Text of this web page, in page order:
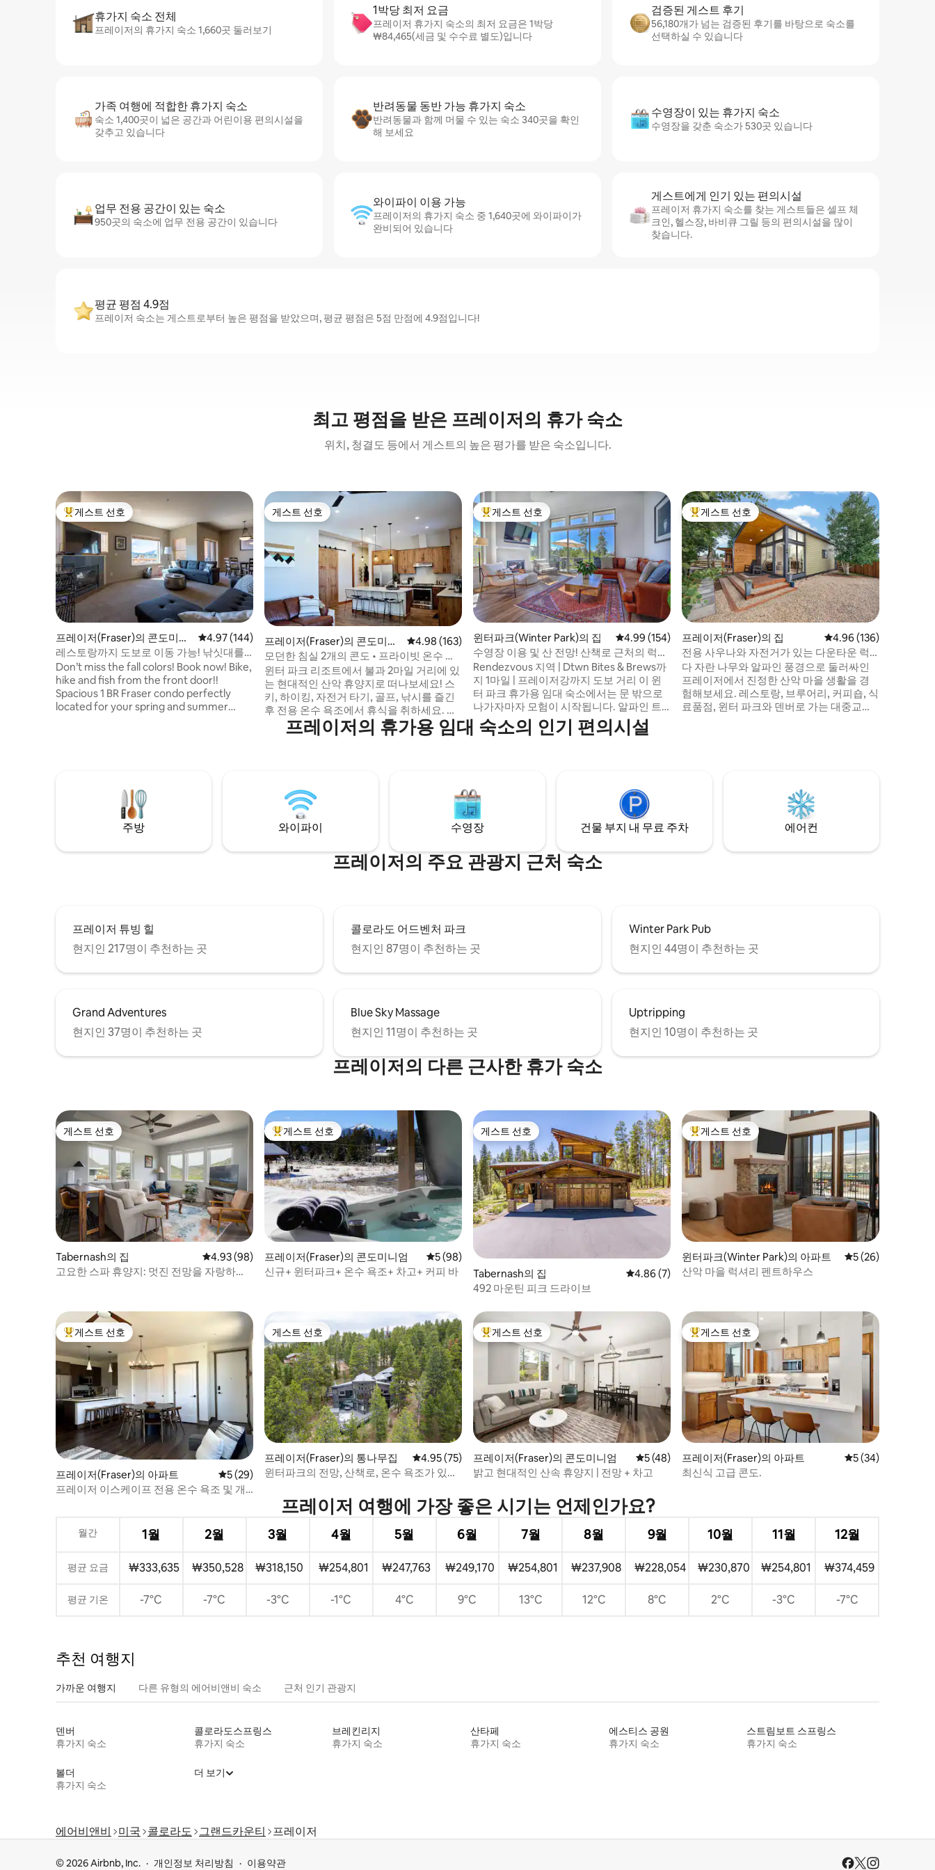
휴가지 숙소 전체
프레이저의 휴가지 숙소 1,660곳 둘러보기
1박당 최저 요금
프레이저 휴가지 숙소의 최저 요금은 1박당
₩84,465(세금 및 수수료 별도)입니다
검증된 게스트 후기
56,180개가 넘는 검증된 후기를 바탕으로 숙소를
선택하실 수 있습니다
가족 여행에 적합한 휴가지 숙소
숙소 1,400곳이 넓은 공간과 어린이용 편의시설을
갖추고 있습니다
반려동물 동반 가능 휴가지 숙소
반려동물과 함께 머물 수 있는 숙소 340곳을 확인
해 보세요
수영장이 있는 휴가지 숙소
수영장을 갖춘 숙소가 530곳 있습니다
업무 전용 공간이 있는 숙소
950곳의 숙소에 업무 전용 공간이 있습니다
와이파이 이용 가능
프레이저의 휴가지 숙소 중 1,640곳에 와이파이가
완비되어 있습니다
게스트에게 인기 있는 편의시설
프레이저 휴가지 숙소를 찾는 게스트들은 셀프 체
크인, 헬스장, 바비큐 그릴 등의 편의시설을 많이
찾습니다.
평균 평점 4.9점
프레이저 숙소는 게스트로부터 높은 평점을 받았으며, 평균 평점은 5점 만점에 4.9점입니다!
최고 평점을 받은 프레이저의 휴가 숙소
위치, 청결도 등에서 게스트의 높은 평가를 받은 숙소입니다.
상위 게스트 선호
게스트 선호
프레이저(Fraser)의 콘도미니
엄
평점 4.97점(5점 만점), 후기 144개
4.97 (144)
레스토랑까지 도보로 이동 가능! 낚싯대를
가져오세요!
Don’t miss the fall colors! Book now! Bike,
hike and fish from the front door!!
Spacious 1 BR Fraser condo perfectly
located for your spring and summer
Amtrak service and weekend Ski train
service in the winter. You are also steps
away from the free Lift shuttle service.
게스트 선호
게스트 선호
프레이저(Fraser)의 콘도미니
엄
평점 4.98점(5점 만점), 후기 163개
4.98 (163)
모던한 침실 2개의 콘도 • 프라이빗 온수 욕
조 • 윈터 파크 근처
윈터 파크 리조트에서 불과 2마일 거리에 있
는 현대적인 산악 휴양지로 떠나보세요! 스
키, 하이킹, 자전거 타기, 골프, 낚시를 즐긴
후 전용 온수 욕조에서 휴식을 취하세요. 천
장 높이가 10피트인 무료 셔틀 노선에 위치
하고 있으며, 킹사이즈 침대, 전용 데크, 물
주택가. 가족 단위 여행객 및 평화로운 휴가
를 원하는 게스트에게 이상적입니다. 파티
나 이벤트 금지. 밤 10시부터 온수 욕조 사용
을 포함한 정숙 시간이 시작됩니다.
상위 게스트 선호
게스트 선호
윈터파크(Winter Park)의 집 평점 4.99점(5점 만점), 후기 154개
4.99 (154)
수영장 이용 및 산 전망! 산책로 근처의 럭스
WP 통나무집
Rendezvous 지역 | Dtwn Bites & Brews까
지 1마일 | 프레이저강까지 도보 거리 이 윈
터 파크 휴가용 임대 숙소에서는 문 밖으로
나가자마자 모험이 시작됩니다. 알파인 트
레일과 신선한 공기가 잊지 못할 숙박을 위
한 무대를 마련해줍니다. 경치 좋은 지형을
현대적인 편의시설, 멋진 전망을 갖추고 세
심하게 디자인된 아름다운 오두막으로 돌아
와 휴식을 취하세요. 이곳은 산악 생활의 최
고입니다!
상위 게스트 선호
게스트 선호
프레이저(Fraser)의 집 평점 4.96점(5점 만점),
4.96 (136)
전용 사우나와 자전거가 있는 다운타운 럭
셔리 홈
다 자란 나무와 알파인 풍경으로 둘러싸인
프레이저에서 진정한 산악 마을 생활을 경
험해보세요. 레스토랑, 브루어리, 커피숍, 식
료품점, 윈터 파크와 덴버로 가는 대중교통
둘러보세요. 외부 공간에서는 지붕이 있는
베란다, 파티오 가구, 수작업으로 그린 벽화
로 지역 특색이 더해진 잔디 마당에서 휴식
을 취해보세요.
프레이저의 휴가용 임대 숙소의 인기 편의시설
주방 와이파이 수영장 건물 부지 내 무료 주차 에어컨
프레이저의 주요 관광지 근처 숙소
프레이저 튜빙 힐
현지인 217명이 추천하는 곳
콜로라도 어드벤처 파크
현지인 87명이 추천하는 곳
Winter Park Pub
현지인 44명이 추천하는 곳
Grand Adventures
현지인 37명이 추천하는 곳
Blue Sky Massage
현지인 11명이 추천하는 곳
Uptripping
현지인 10명이 추천하는 곳
프레이저의 다른 근사한 휴가 숙소
게스트 선호
게스트 선호
Tabernash의 집 평점 4.93점(5점 만점), 후기 98개
4.93 (98)
고요한 스파 휴양지: 멋진 전망을 자랑하는
상위 게스트 선호
게스트 선호
프레이저(Fraser)의 콘도미니엄 평점 5점(5점 만점), 후기 98개
5 (98)
신규+ 윈터파크+ 온수 욕조+ 차고+ 커피 바
게스트 선호
게스트 선호
Tabernash의 집 평점 4.86점(5점 만점), 후기 7개
4.86 (7)
492 마운틴 피크 드라이브
상위 게스트 선호
게스트 선호
윈터파크(Winter Park)의 아파트 평점 5점(5점 만점
5 (26)
산악 마을 럭셔리 펜트하우스
상위 게스트 선호
게스트 선호
프레이저(Fraser)의 아파트 평점 5점(5점 만점), 후기 29개
5 (29)
프레이저 이스케이프 전용 온수 욕조 및 개
게스트 선호
게스트 선호
프레이저(Fraser)의 통나무집 평점 4.95점(5점 만점), 후기 75개
4.95 (75)
윈터파크의 전망, 산책로, 온수 욕조가 있는
상위 게스트 선호
게스트 선호
프레이저(Fraser)의 콘도미니엄 평점 5점(5점 만점), 후기 48개
5 (48)
밝고 현대적인 산속 휴양지 | 전망 + 차고
상위 게스트 선호
게스트 선호
프레이저(Fraser)의 아파트 평점 5점(5점 만점
5 (34)
최신식 고급 콘도.
프레이저 여행에 가장 좋은 시기는 언제인가요?
월간 1월 2월 3월 4월 5월 6월 7월 8월 9월 10월 11월 12월
평균 요금 ₩333,635 ₩350,528 ₩318,150 ₩254,801 ₩247,763 ₩249,170 ₩254,801 ₩237,908 ₩228,054 ₩230,870 ₩254,801 ₩374,459
평균 기온 -7°C -7°C -3°C -1°C 4°C 9°C 13°C 12°C 8°C 2°C -3°C -7°C
추천 여행지
가까운 여행지 다른 유형의 에어비앤비 숙소 근처 인기 관광지
덴버
휴가지 숙소
콜로라도스프링스
휴가지 숙소
브레킨리지
휴가지 숙소
산타페
휴가지 숙소
에스티스 공원
휴가지 숙소
스트림보트 스프링스
휴가지 숙소
볼더
휴가지 숙소
더 보기
에어비앤비 미국 콜로라도 그랜드카운티 프레이저
© 2026 Airbnb, Inc. 개인정보 처리방침 이용약관